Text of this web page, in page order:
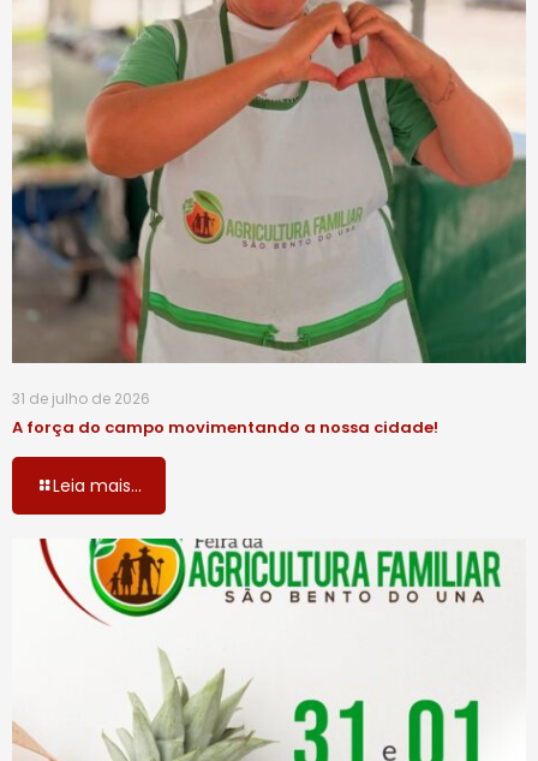
31 de julho de 2026
A força do campo movimentando a nossa cidade!
Leia mais...